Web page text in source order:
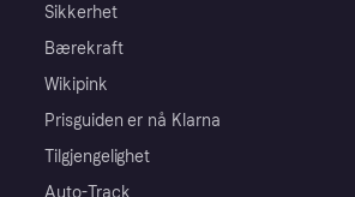
Sikkerhet
Bærekraft
Wikipink
Prisguiden er nå Klarna
Tilgjengelighet
Auto-Track